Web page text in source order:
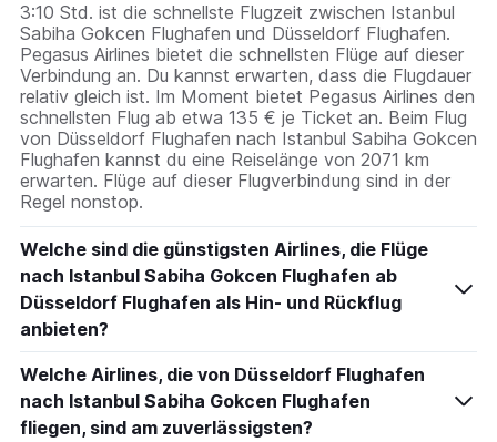
3:10 Std. ist die schnellste Flugzeit zwischen Istanbul
Sabiha Gokcen Flughafen und Düsseldorf Flughafen.
Pegasus Airlines bietet die schnellsten Flüge auf dieser
Verbindung an. Du kannst erwarten, dass die Flugdauer
relativ gleich ist. Im Moment bietet Pegasus Airlines den
schnellsten Flug ab etwa 135 € je Ticket an. Beim Flug
von Düsseldorf Flughafen nach Istanbul Sabiha Gokcen
Flughafen kannst du eine Reiselänge von 2071 km
erwarten. Flüge auf dieser Flugverbindung sind in der
Regel nonstop.
Welche sind die günstigsten Airlines, die Flüge
nach Istanbul Sabiha Gokcen Flughafen ab
Düsseldorf Flughafen als Hin- und Rückflug
anbieten?
Welche Airlines, die von Düsseldorf Flughafen
nach Istanbul Sabiha Gokcen Flughafen
fliegen, sind am zuverlässigsten?